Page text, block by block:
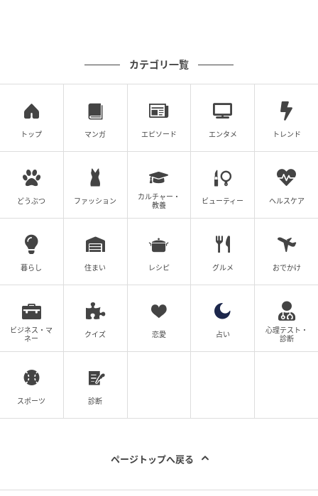
カテゴリ一覧
トップ マンガ エピソード エンタメ トレンド
どうぶつ ファッション
カルチャー・
教養
ビューティー ヘルスケア
暮らし 住まい レシピ グルメ おでかけ
ビジネス・マ
ネー
クイズ 恋愛 占い
心理テスト・
診断
スポーツ 診断
ページトップへ戻る